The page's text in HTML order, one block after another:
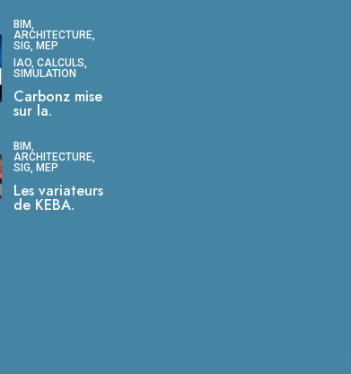
BIM,
ARCHITECTURE,
SIG, MEP
IAO, CALCULS,
SIMULATION
Carbonz mise
sur la.
BIM,
ARCHITECTURE,
SIG, MEP
Les variateurs
de KEBA.